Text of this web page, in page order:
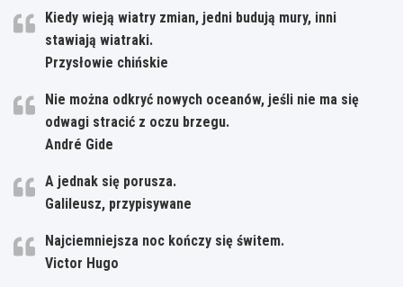
Kiedy wieją wiatry zmian, jedni budują mury, inni
stawiają wiatraki.
Przysłowie chińskie
Nie można odkryć nowych oceanów, jeśli nie ma się
odwagi stracić z oczu brzegu.
André Gide
A jednak się porusza.
Galileusz, przypisywane
Najciemniejsza noc kończy się świtem.
Victor Hugo